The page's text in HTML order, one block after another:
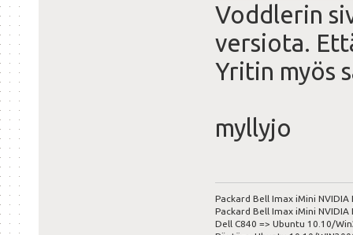
Voddlerin
versiota.
Yritin myös
myllyjo
Packard Bell Imax iMini
Packard Bell Imax iMini
Dell C840 => Ubuntu 10.10/